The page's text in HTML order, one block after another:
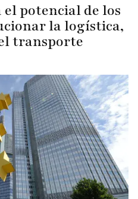
potencial de los
la logística,
transporte